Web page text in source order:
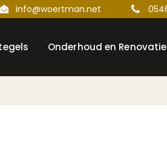
info@woertman.net
Onderhoud en Renovatie